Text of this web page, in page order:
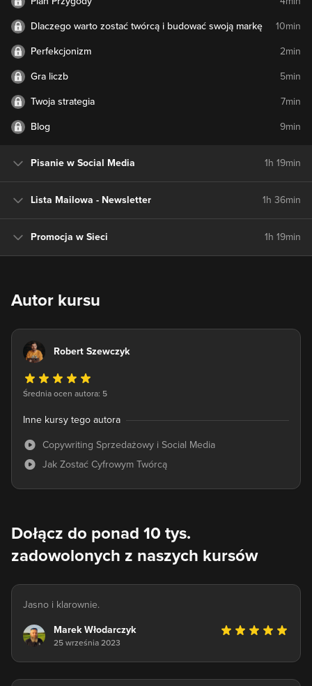
Dlaczego warto zostać twórcą i budować swoją markę 10min
Perfekcjonizm 2min
Gra liczb 5min
Twoja strategia 7min
Blog 9min
Pisanie w Social Media 1h 19min
Lista Mailowa - Newsletter 1h 36min
Promocja w Sieci 1h 19min
Autor kursu
Robert Szewczyk
Średnia ocen autora: 5
Inne kursy tego autora
Copywriting Sprzedażowy i Social Media
Jak Zostać Cyfrowym Twórcą
Dołącz do ponad 10 tys.
zadowolonych z naszych kursów
Jasno i klarownie.
Marek Włodarczyk
25 września 2023